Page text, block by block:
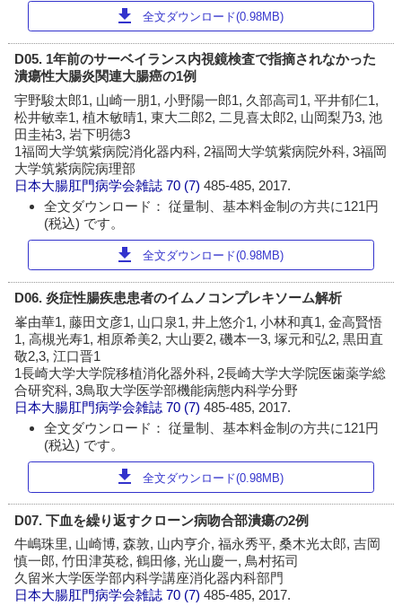
download 全文ダウンロード(0.98MB)
D05. 1年前のサーベイランス内視鏡検査で指摘されなかった
潰瘍性大腸炎関連大腸癌の1例
宇野駿太郎1, 山崎一朋1, 小野陽一郎1, 久部高司1, 平井郁仁1,
松井敏幸1, 植木敏晴1, 東大二郎2, 二見喜太郎2, 山岡梨乃3, 池
田圭祐3, 岩下明徳3
1福岡大学筑紫病院消化器内科, 2福岡大学筑紫病院外科, 3福岡
大学筑紫病院病理部
日本大腸肛門病学会雑誌 70 (7)485-485, 2017.
全文ダウンロード： 従量制、基本料金制の方共に121円
(税込) です。
download 全文ダウンロード(0.98MB)
D06. 炎症性腸疾患患者のイムノコンプレキソーム解析
峯由華1, 藤田文彦1, 山口泉1, 井上悠介1, 小林和真1, 金高賢悟
1, 高槻光寿1, 相原希美2, 大山要2, 磯本一3, 塚元和弘2, 黒田直
敬2,3, 江口晋1
1長崎大学大学院移植消化器外科, 2長崎大学大学院医歯薬学総
合研究科, 3鳥取大学医学部機能病態内科学分野
日本大腸肛門病学会雑誌 70 (7)485-485, 2017.
全文ダウンロード： 従量制、基本料金制の方共に121円
(税込) です。
download 全文ダウンロード(0.98MB)
D07. 下血を繰り返すクローン病吻合部潰瘍の2例
牛嶋珠里, 山崎博, 森敦, 山内亨介, 福永秀平, 桑木光太郎, 吉岡
慎一郎, 竹田津英稔, 鶴田修, 光山慶一, 鳥村拓司
久留米大学医学部内科学講座消化器内科部門
日本大腸肛門病学会雑誌 70 (7)485-485, 2017.